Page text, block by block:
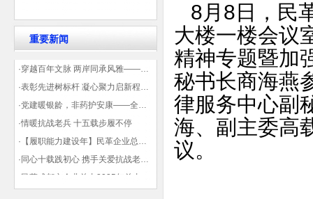
重要新闻
·穿越百年文脉 两岸同承风雅——民革四川省委会“中山天府大讲堂”第三讲在蓉举办
·表彰先进树标杆 凝心聚力启新程——民革企业总支部参加2025年度先进表彰大会有感
·党建暖银龄，非药护安康——全球健康公益大讲堂温情纪实
·情暖抗战老兵 十五载步履不停
·【履职能力建设年】民革企业总支部联合多地民革基层组织发起“夏日送清凉”活动 致敬“乡镇美容师”
·同心十载践初心 携手关爱抗战老兵——民革企业总支部 十年帮扶抗战老兵工作纪实
8月8日，民
大楼一楼会议
精神专题暨加
秘书长商海燕
律服务中心副
海、副主委高
议。